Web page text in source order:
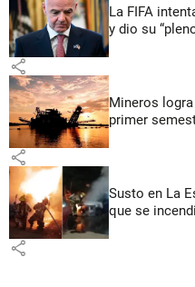
La FIFA
y dio su
share
Mineros
primer
share
Susto en La
que se
share